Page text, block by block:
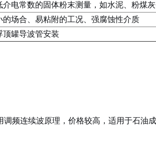
介电常数的固体粉末测量，如水泥、粉煤
的场合、易粘附的工况、强腐蚀性介质
顶罐导波管安装
频连续波原理，价格较高，适用于石油